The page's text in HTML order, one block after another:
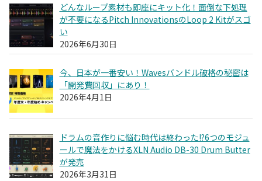
どんなループ素材も即座にキット化！面倒な下処理
が不要になるPitch InnovationsのLoop 2 Kitがスゴ
い
2026年6月30日
今、日本が一番安い！Wavesバンドル破格の秘密は
「開発費回収」にあり！
2026年4月1日
ドラムの音作りに悩む時代は終わった!?6つのモジュ
ールで魔法をかけるXLN Audio DB-30 Drum Butter
が発売
2026年3月31日